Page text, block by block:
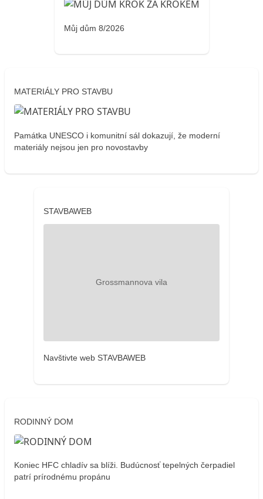
Můj dům 8/2026
MATERIÁLY PRO STAVBU
Památka UNESCO i komunitní sál dokazují, že moderní
materiály nejsou jen pro novostavby
STAVBAWEB
Navštivte web STAVBAWEB
RODINNÝ DOM
Koniec HFC chladív sa blíži. Budúcnosť tepelných čerpadiel
patrí prírodnému propánu